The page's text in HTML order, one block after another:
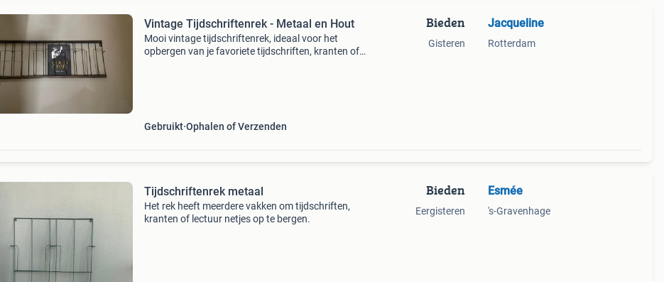
Vintage Tijdschriftenrek - Metaal en Hout
Mooi vintage tijdschriftenrek, ideaal voor het
opbergen van je favoriete tijdschriften, kranten of
Gebruikt Ophalen of Verzenden
Bieden
Gisteren
Jacqueline
Rotterdam
Tijdschriftenrek metaal
Het rek heeft meerdere vakken om tijdschriften,
kranten of lectuur netjes op te bergen.
Bieden
Eergisteren
Esmée
's-Gravenhage